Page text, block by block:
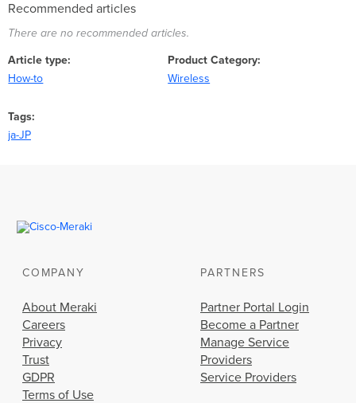
Recommended articles
There are no recommended articles.
Article type
How-to
Product Category
Wireless
Tags
ja-JP
COMPANY
About Meraki
Careers
Privacy
Trust
GDPR
Terms of Use
PARTNERS
Partner Portal Login
Become a Partner
Manage Service
Providers
Service Providers